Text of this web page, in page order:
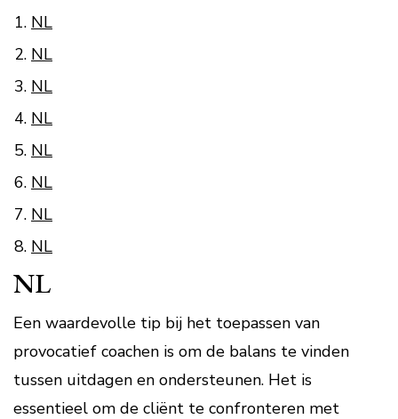
NL
NL
NL
NL
NL
NL
NL
NL
NL
Een waardevolle tip bij het toepassen van
provocatief coachen is om de balans te vinden
tussen uitdagen en ondersteunen. Het is
essentieel om de cliënt te confronteren met